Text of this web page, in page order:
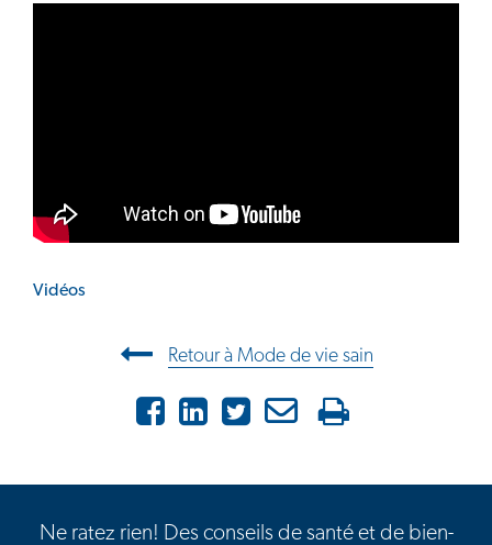
Vidéos
Navigation entre les articles
Retour à Mode de vie sain
FacebookLinkedIn
X Courriel
Ne ratez rien! Des conseils de santé et de bien-